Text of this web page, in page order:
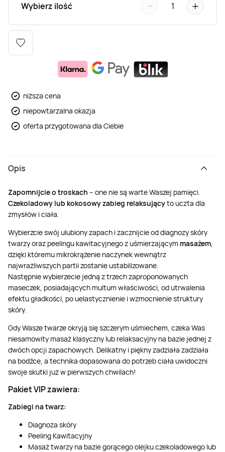
Masaż sportowy
Masaż Shiatsu
Masaż czekoladą
Masaż orientalny
Jazda czołgiem
Pojazdy militarne
Wspinaczka
Tenis
SUP
Wybierz ilość − 1 +
niższa cena
niepowtarzalna okazja
oferta przygotowana dla Ciebie
Opis
Zapomnijcie o troskach – one nie są warte Waszej pamięci.
Czekoladowy lub kokosowy zabieg relaksującyto uczta dla
zmysłów i ciała.
Wybierzcie swój ulubiony zapach i zacznijcie od diagnozy skóry
twarzy oraz peelingu kawitacyjnego z uśmierzającym masażem,
dzięki któremu mikrokrążenie naczynek wewnątrz
najwrażliwszych partii zostanie ustabilizowane.
Następnie wybierzecie jedną z trzech zaproponowanych
maseczek, posiadających multum właściwości, od utrwalenia
efektu gładkości, po uelastycznienie i wzmocnienie struktury
skóry.
Gdy Wasze twarze okryją się szczerym uśmiechem, czeka Was
niesamowity masaż klasyczny lub relaksacyjny na bazie jednej z
dwóch opcji zapachowych. Delikatny i piękny zadziała zadziała
na bodźce, a technika dopasowana do potrzeb ciała uwidoczni
swoje skutki już w pierwszych chwilach!
Pakiet VIP zawiera:
Zabiegi na twarz:
Diagnoza skóry
Peeling Kawitacyjny
Masaż twarzy na bazie gorącego olejku czekoladowego lub